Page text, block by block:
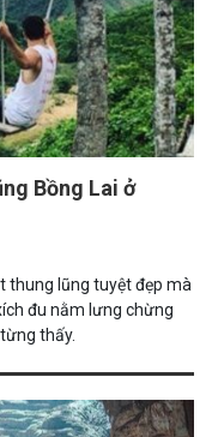
Bồng Lai ở
thung lũng tuyệt đẹp mà
đu nằm lưng chừng
thấy.